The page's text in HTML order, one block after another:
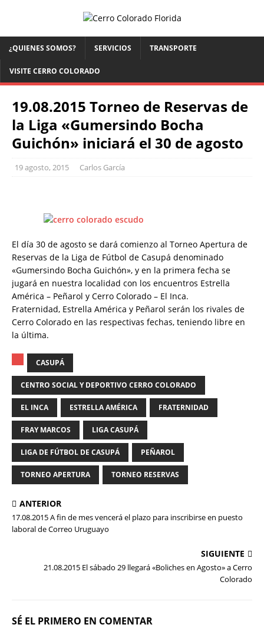
¿QUIENES SOMOS? SERVICIOS TRANSPORTE
VISITE CERRO COLORADO
19.08.2015 Torneo de Reservas de
la Liga «Gumersindo Bocha
Guichón» iniciará el 30 de agosto
19 agosto, 2015 Carlos García
El día 30 de agosto se dará comienzo al Torneo Apertura de
Reservas de la Liga de Fútbol de Casupá denominado
«Gumersindo Bocha Guichón», y en la primera fecha se
jugará en nuestra localidad con los encuentros Estrella
América – Peñarol y Cerro Colorado – El Inca.
Fraternidad, Estrella América y Peñarol serán los rivales de
Cerro Colorado en las respectivas fechas, teniendo libre en
la última.
CASUPÁ
CENTRO SOCIAL Y DEPORTIVO CERRO COLORADO
EL INCA ESTRELLA AMÉRICA FRATERNIDAD
FRAY MARCOS LIGA CASUPÁ
LIGA DE FÚTBOL DE CASUPÁ PEÑAROL
TORNEO APERTURA TORNEO RESERVAS
ANTERIOR
17.08.2015 A fin de mes vencerá el plazo para inscribirse en puesto
laboral de Correo Uruguayo
SIGUIENTE
21.08.2015 El sábado 29 llegará «Boliches en Agosto» a Cerro
Colorado
SÉ EL PRIMERO EN COMENTAR